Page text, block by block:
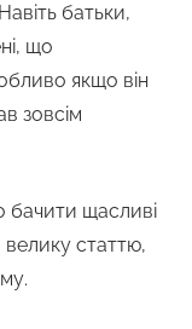
батьки,
що
якщо він
зовсім
бачити щасливі
велику статтю,